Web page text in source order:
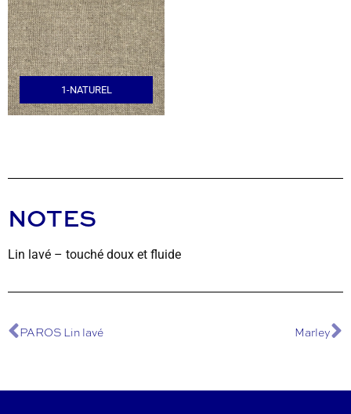
1-NATUREL
NOTES
Lin lavé – touché doux et fluide
PAROS Lin lavé Marley